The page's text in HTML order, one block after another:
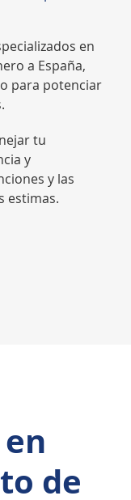
en
a España,
para potenciar
tu
y
y las
estimas.
de